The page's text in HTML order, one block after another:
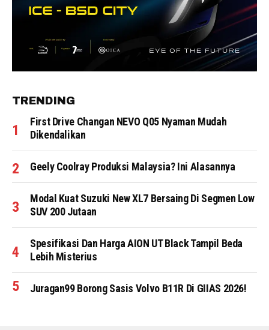
TRENDING
First Drive Changan NEVO Q05 Nyaman Mudah
Dikendalikan
Geely Coolray Produksi Malaysia? Ini Alasannya
Modal Kuat Suzuki New XL7 Bersaing Di Segmen Low
SUV 200 Jutaan
Spesifikasi Dan Harga AION UT Black Tampil Beda
Lebih Misterius
Juragan99 Borong Sasis Volvo B11R Di GIIAS 2026!